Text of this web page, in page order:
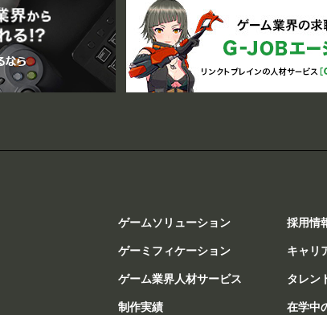
ゲームソリューション
ゲーミフィケーション
ゲーム業界人材サービス
制作実績
採用情
キャリ
タレン
在学中